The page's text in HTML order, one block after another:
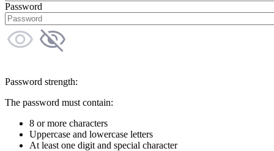
Password
Password strength:
The password must contain:
8 or more characters
Uppercase and lowercase letters
At least one digit and special character